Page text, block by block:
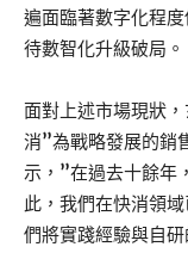
遍面臨著數字化程
待數智化升級破局。
面對上述市場現狀
消”為戰略發展的銷
示，”在過去十餘年
此，我們在快消領
們將實踐經驗與自